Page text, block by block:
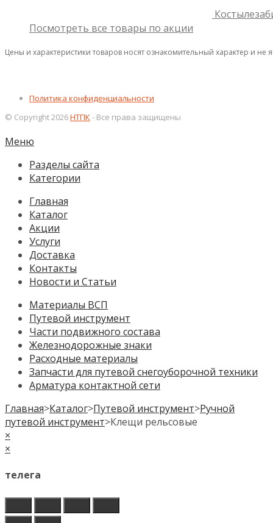
Посмотреть все товары по акции
Цены и характеристики товаров носят ознакомительный характер и не
Политика конфиденциальности
© Copyright 2026НТПК- Все права защищены
Меню
Разделы сайта
Категории
Главная
Каталог
Акции
Услуги
Доставка
Контакты
Новости и Статьи
Материалы ВСП
Путевой инструмент
Части подвижного состава
Железнодорожные знаки
Расходные материалы
Запчасти для путевой снегоуборочной техники
Арматура контактной сети
Главная>Каталог>Путевой инструмент>Ручной
путевой инструмент>Клещи рельсовые
×
×
телега